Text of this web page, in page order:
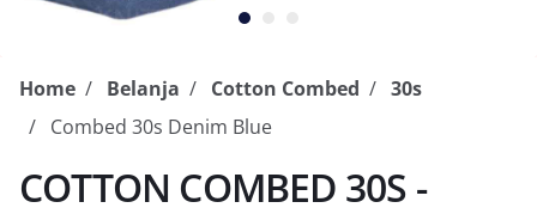
Home Belanja Cotton Combed
30s
Combed 30s Denim Blue
COTTON COMBED 30S -